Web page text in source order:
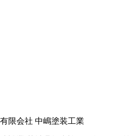
有限会社 中嶋塗装工業